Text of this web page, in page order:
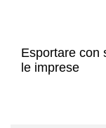
Esportare con
le imprese